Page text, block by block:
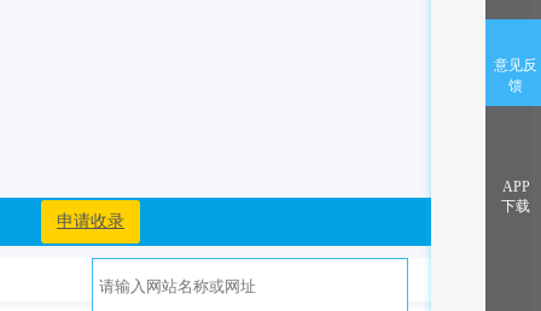
申请收录
意见反
馈
APP
下载